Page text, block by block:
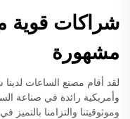
شراكات قوية
مشهورة
لقد أقام مصنع الساعات
وأمريكية رائدة في صناعة
وموثوقيتنا والتزامنا